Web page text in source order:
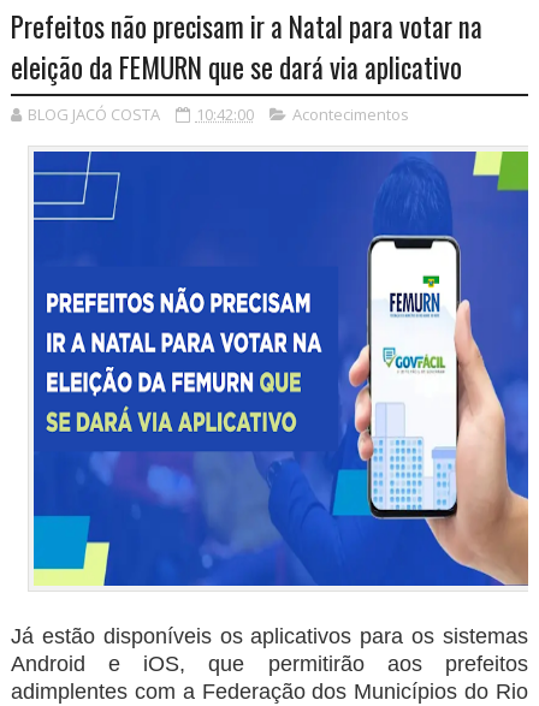
Prefeitos não precisam ir a Natal para votar na
eleição da FEMURN que se dará via aplicativo
BLOG JACÓ COSTA 10:42:00 Acontecimentos
Já estão disponíveis os aplicativos para os sistemas
Android e iOS, que permitirão aos prefeitos
adimplentes com a Federação dos Municípios do Rio